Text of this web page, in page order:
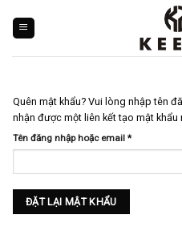
content
Quên mật khẩu? Vui lòng nhập tên
nhận được một liên kết tạo mật khẩu
Tên đăng nhập hoặc email *Bắt
buộc
ĐẶT LẠI MẬT KHẨU